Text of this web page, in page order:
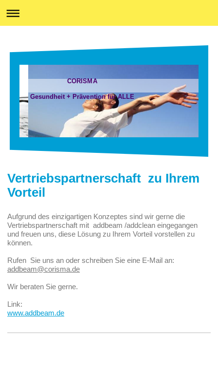
CORISMA
Gesundheit + Prävention für ALLE
Vertriebspartnerschaft zu Ihrem
Vorteil
Aufgrund des einzigartigen Konzeptes sind wir gerne die
Vertriebspartnerschaft mit addbeam /addclean eingegangen
und freuen uns, diese Lösung zu Ihrem Vorteil vorstellen zu
können.
Rufen Sie uns an oder schreiben Sie eine E-Mail an:
addbeam@corisma.de
Wir beraten Sie gerne.
Link:
www.addbeam.de